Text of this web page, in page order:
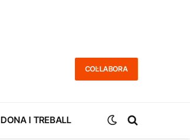
COL·LABORA
DONA I TREBALL